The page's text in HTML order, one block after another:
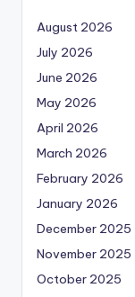
August 2026
July 2026
June 2026
May 2026
April 2026
March 2026
February 2026
January 2026
December 2025
November 2025
October 2025